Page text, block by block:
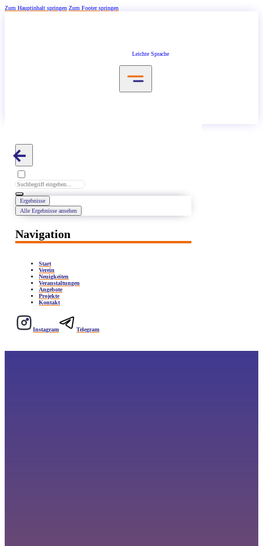
Zum Hauptinhalt springen Zum Footer springen
Leichte Sprache
Search
...
Ergebnisse
Alle Ergebnisse ansehen
Navigation
Start
Verein
Neuigkeiten
Veranstaltungen
Angebote
Projekte
Kontakt
Instagram Telegram